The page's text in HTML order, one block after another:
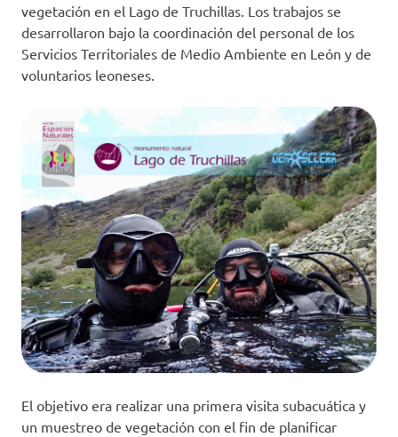
vegetación en el Lago de Truchillas. Los trabajos se
desarrollaron bajo la coordinación del personal de los
Servicios Territoriales de Medio Ambiente en León y de
voluntarios leoneses.
El objetivo era realizar una primera visita subacuática y
un muestreo de vegetación con el fin de planificar